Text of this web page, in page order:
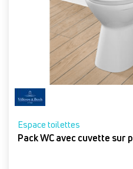
Espace toilettes